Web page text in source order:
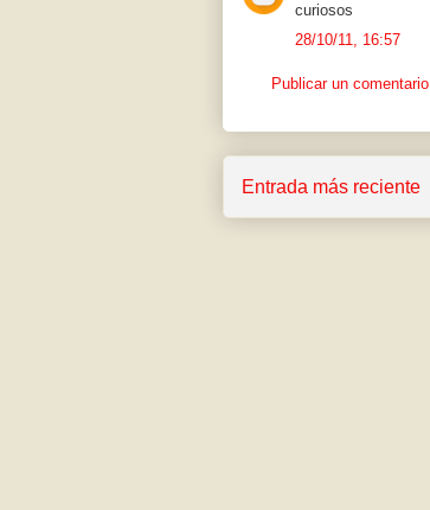
curiosos
28/10/11, 16:57
Publicar un comentario
Entrada más reciente